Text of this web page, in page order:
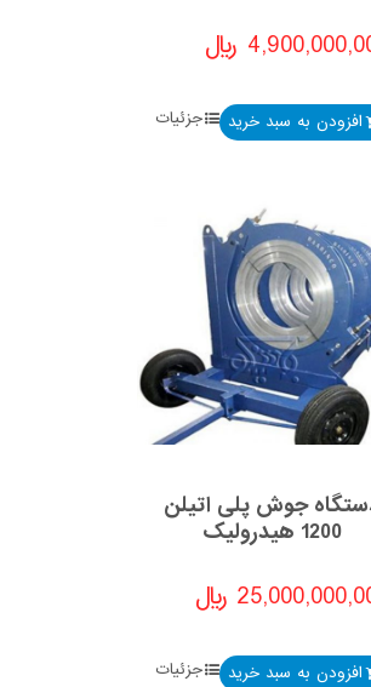
﷼
افزودن به سبد خرید جزئیات
جوش پلی اتیلن
1200 هیدرولیک
﷼
افزودن به سبد خرید جزئیات